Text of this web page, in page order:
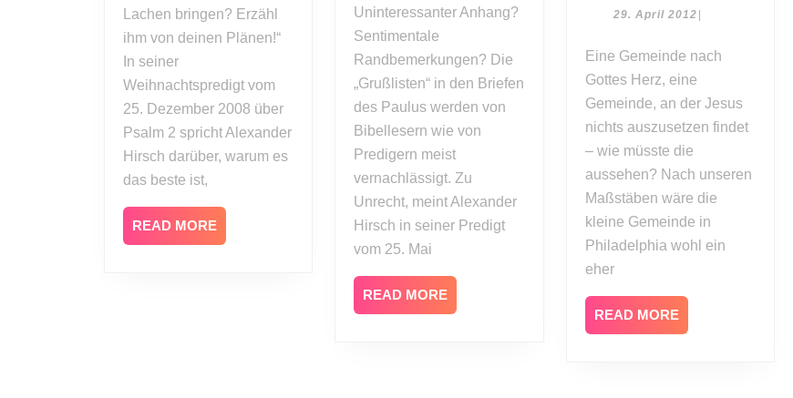
Lachen bringen? Erzähl
ihm von deinen Plänen!“
In seiner
Weihnachtspredigt vom
25. Dezember 2008 über
Psalm 2 spricht Alexander
Hirsch darüber, warum es
das beste ist,
READ MORE
MORE
Uninteressanter Anhang?
Sentimentale
Randbemerkungen? Die
„Grußlisten“ in den Briefen
des Paulus werden von
Bibellesern wie von
Predigern meist
vernachlässigt. Zu
Unrecht, meint Alexander
Hirsch in seiner Predigt
vom 25. Mai
READ MORE
MORE
Gemeinde
Gottes
Herz
(Sendschreiben,
Teil
6)
29. April 201229.
Eine Gemeinde nach
Gottes Herz, eine
Gemeinde, an der Jesus
nichts auszusetzen findet
– wie müsste die
aussehen? Nach unseren
Maßstäben wäre die
kleine Gemeinde in
Philadelphia wohl ein
eher
READ MOREREAD
MORE